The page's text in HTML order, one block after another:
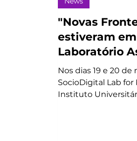
"Novas
estiveram
Laboratório
Iscte
Nos dias 19 e 20 de
SocioDigital Lab for
Instituto